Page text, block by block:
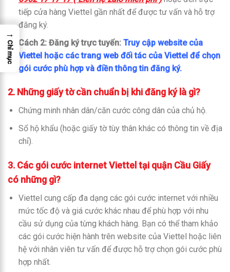
tiếp cửa hàng Viettel gần nhất để được tư vấn và hỗ trợ
đăng ký.
Cách 2: Đăng ký trực tuyến: Truy cập website của
Viettel hoặc các trang web đối tác của Viettel để chọn
gói cước phù hợp và điền thông tin đăng ký.
2. Những giấy tờ cần chuẩn bị khi đăng ký là gì?
Chứng minh nhân dân/căn cước công dân của chủ hộ.
Sổ hộ khẩu (hoặc giấy tờ tùy thân khác có thông tin về địa
chỉ).
3. Các gói cước internet Viettel tại quận Cầu Giấy
có những gì?
Viettel cung cấp đa dạng các gói cước internet với nhiều
mức tốc độ và giá cước khác nhau để phù hợp với nhu
cầu sử dụng của từng khách hàng. Bạn có thể tham khảo
các gói cước hiện hành trên website của Viettel hoặc liên
hệ với nhân viên tư vấn để được hỗ trợ chọn gói cước phù
hợp nhất.
→
Chỉ mục